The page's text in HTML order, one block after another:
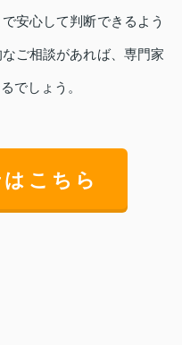
安心して判断できるよう
ご相談があれば、専門家
でしょう。
こちら